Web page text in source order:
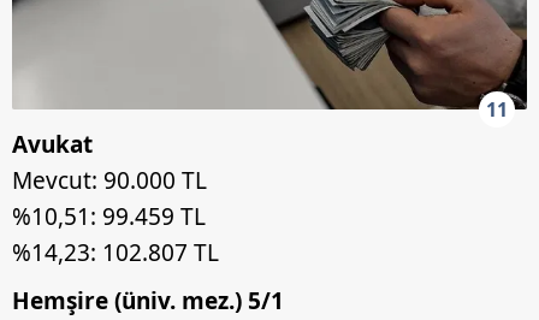
11
Avukat
Mevcut: 90.000 TL
%10,51: 99.459 TL
%14,23: 102.807 TL
Hemşire (üniv. mez.) 5/1